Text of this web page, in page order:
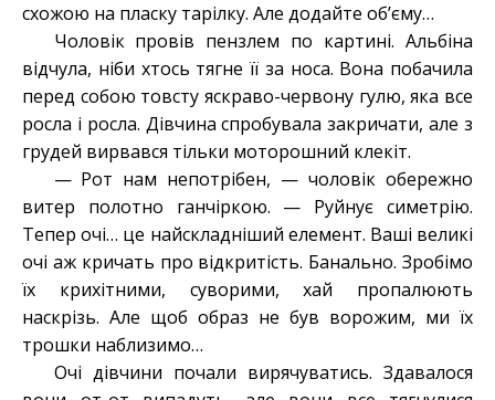
схожою на пласку тарілку. Але додайте об’єму…
Чоловік провів пензлем по картині. Альбіна
відчула, ніби хтось тягне її за носа. Вона побачила
перед собою товсту яскраво-червону гулю, яка все
росла і росла. Дівчина спробувала закричати, але з
грудей вирвався тільки моторошний клекіт.
— Рот нам непотрібен, — чоловік обережно
витер полотно ганчіркою. — Руйнує симетрію.
Тепер очі… це найскладніший елемент. Ваші великі
очі аж кричать про відкритість. Банально. Зробімо
їх крихітними, суворими, хай пропалюють
наскрізь. Але щоб образ не був ворожим, ми їх
трошки наблизимо…
Очі дівчини почали вирячуватись. Здавалося